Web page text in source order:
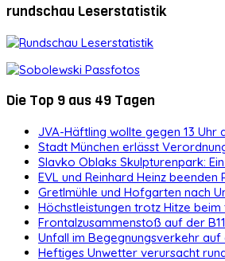
rundschau Leserstatistik
Die Top 9 aus 49 Tagen
JVA-Häftling wollte gegen 13 Uhr
Stadt München erlässt
Slavko Oblaks Skulpturenpark:
EVL und Reinhard Heinz
Gretlmühle und Hofgarten nach
Höchstleistungen trotz Hitze beim
Frontalzusammenstoß auf der
Unfall im Begegnungsverkehr
Heftiges Unwetter verursacht